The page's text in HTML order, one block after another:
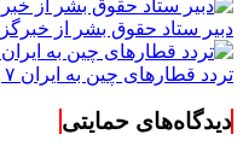
دبیر ستاد حقوق بشر از
تردد قطارهای چین به ایران ۷ برابر شد
دیدگاه‌های حمایتی